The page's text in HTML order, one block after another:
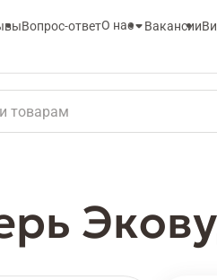
Вопрос-ответО нас Вакансии